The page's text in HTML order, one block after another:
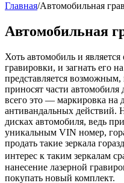
Главная/Автомобильная
Автомобильная
Хоть автомобиль и
гравировки, и загнать его
представляется
приносят части
всего это — маркировка на
антивандальных действий.
дисках автомобиля, ведь
уникальным VIN номер,
продать такие зеркала
интерес к таким зеркалам
нанесение лазерной
покупать новый комплект.